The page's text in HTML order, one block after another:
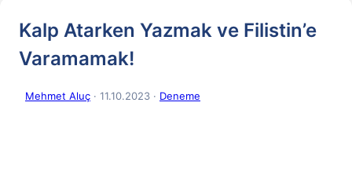
Kalp Atarken Yazmak ve Filistin’e
Varamamak!
Mehmet Aluç · 11.10.2023 · Deneme